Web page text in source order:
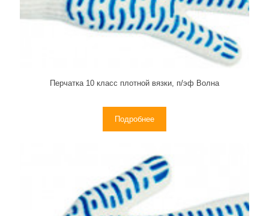
Перчатка 10 класс плотной вязки, п/эф Волна
Подробнее